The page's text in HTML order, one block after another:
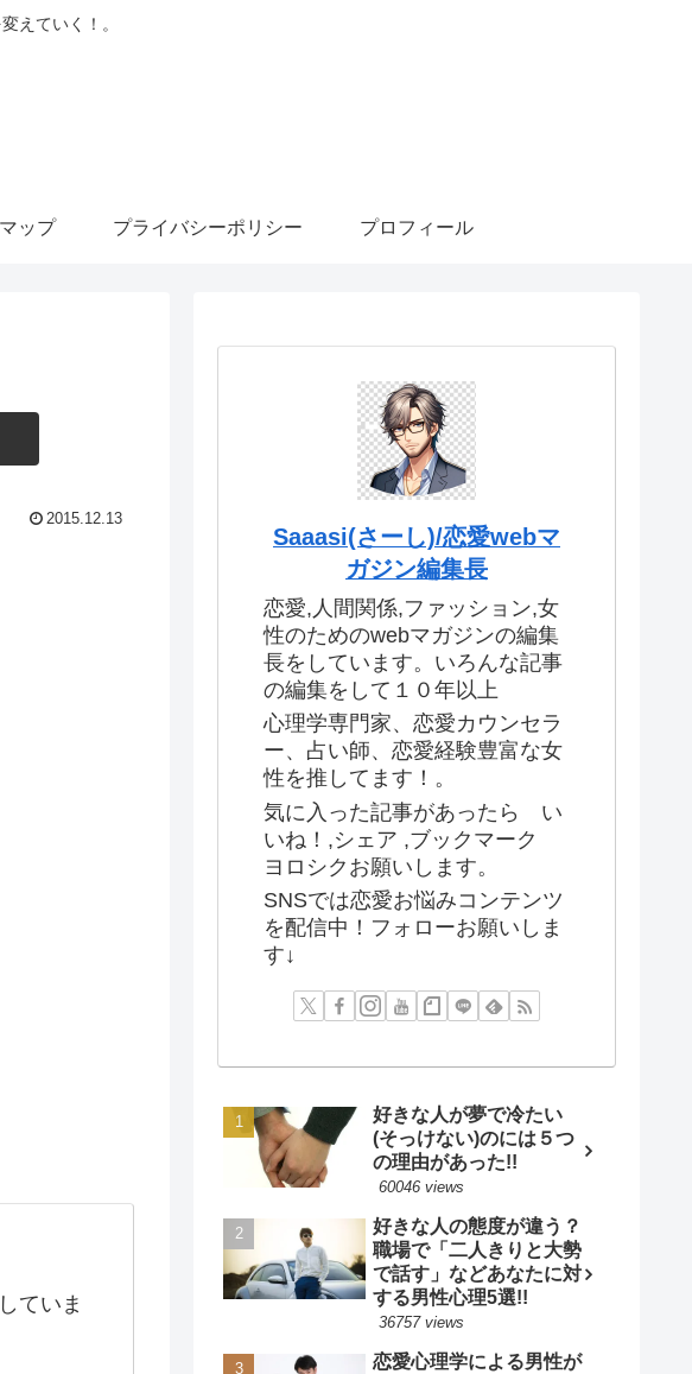
えていく！。
ップ プライバシーポリシー プロフィール
2015.12.13
ていま
Saaasi(さーし)/恋愛webマ
ガジン編集長
恋愛,人間関係,ファッション,女
性のためのwebマガジンの編集
長をしています。いろんな記事
の編集をして１０年以上
心理学専門家、恋愛カウンセラ
ー、占い師、恋愛経験豊富な女
性を推してます！。
気に入った記事があったら い
いね！,シェア ,ブックマーク
ヨロシクお願いします。
SNSでは恋愛お悩みコンテンツ
を配信中！フォローお願いしま
す↓
好きな人が夢で冷たい
(そっけない)のには５つ
の理由があった!!
60046 views
好きな人の態度が違う？
職場で「二人きりと大勢
で話す」などあなたに対
する男性心理5選!!
36757 views
恋愛心理学による男性が